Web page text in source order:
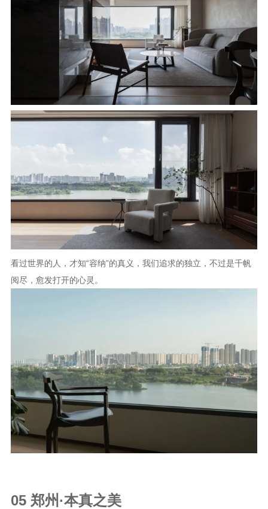
看过世界的人，才知“容纳”的真义，我们追求的独立，不过是千帆
阅尽，愈发打开的心灵。
05 郑州·本真之美